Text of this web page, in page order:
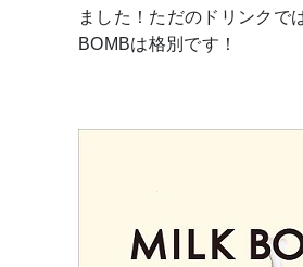
ました！ただのドリンク
BOMBは格別です！